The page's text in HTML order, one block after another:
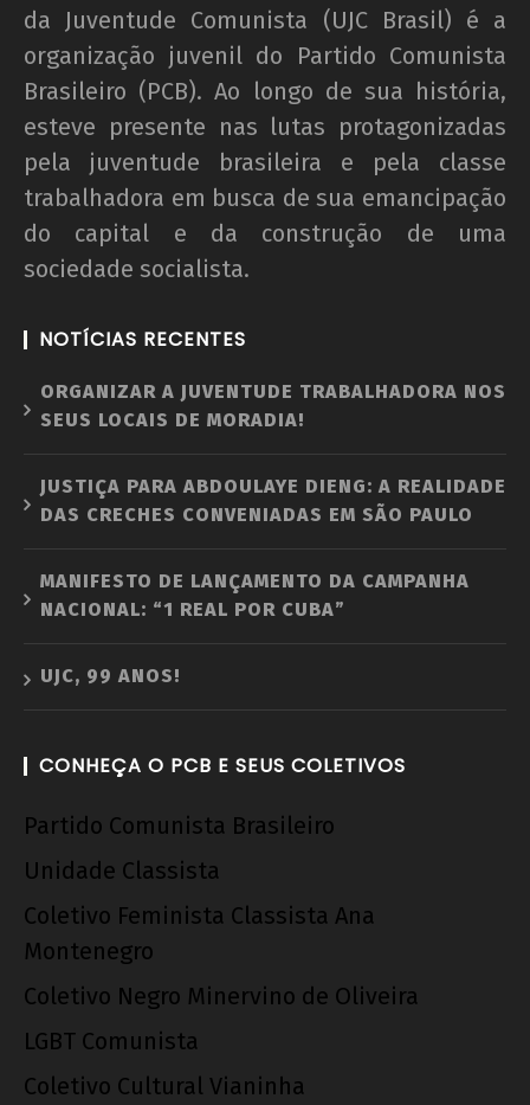
da Juventude Comunista (UJC Brasil) é a
organização juvenil do Partido Comunista
Brasileiro (PCB). Ao longo de sua história,
esteve presente nas lutas protagonizadas
pela juventude brasileira e pela classe
trabalhadora em busca de sua emancipação
do capital e da construção de uma
sociedade socialista.
NOTÍCIAS RECENTES
ORGANIZAR A JUVENTUDE TRABALHADORA NOS
SEUS LOCAIS DE MORADIA!
JUSTIÇA PARA ABDOULAYE DIENG: A REALIDADE
DAS CRECHES CONVENIADAS EM SÃO PAULO
MANIFESTO DE LANÇAMENTO DA CAMPANHA
NACIONAL: “1 REAL POR CUBA”
UJC, 99 ANOS!
CONHEÇA O PCB E SEUS COLETIVOS
Partido Comunista Brasileiro
Unidade Classista
Coletivo Feminista Classista Ana
Montenegro
Coletivo Negro Minervino de Oliveira
LGBT Comunista
Coletivo Cultural Vianinha